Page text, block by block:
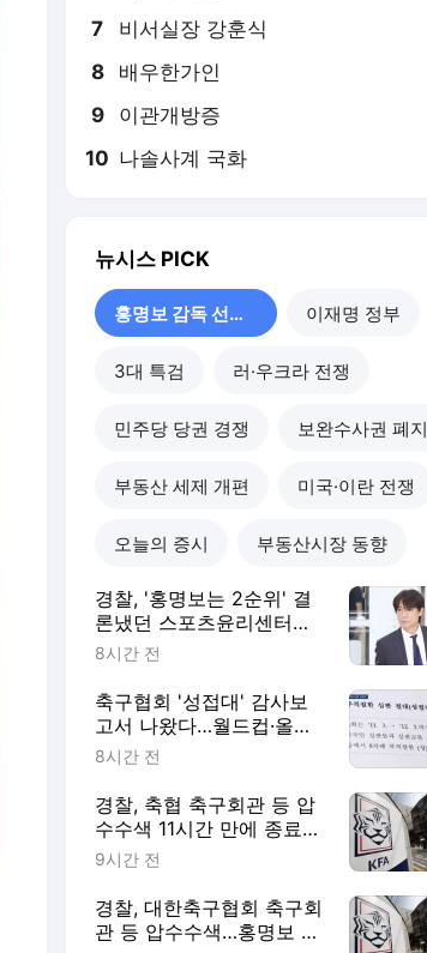
7 비서실장 강훈식
8 배우한가인
9 이관개방증
10 나솔사계 국화
뉴시스 PICK
홍명보 감독 선임 논란 이재명 정부
3대 특검 러·우크라 전쟁
민주당 당권 경쟁 보완수사권 폐지
부동산 세제 개편 미국·이란 전쟁
오늘의 증시 부동산시장 동향
경찰, '홍명보는 2순위' 결
론냈던 스포츠윤리센터도
압수수색
8시간 전
축구협회 '성접대' 감사보
고서 나왔다…월드컵·올림
픽 심판 포함
8시간 전
경찰, 축협 축구회관 등 압
수수색 11시간 만에 종료
(종합)
9시간 전
경찰, 대한축구협회 축구회
관 등 압수수색…홍명보 소